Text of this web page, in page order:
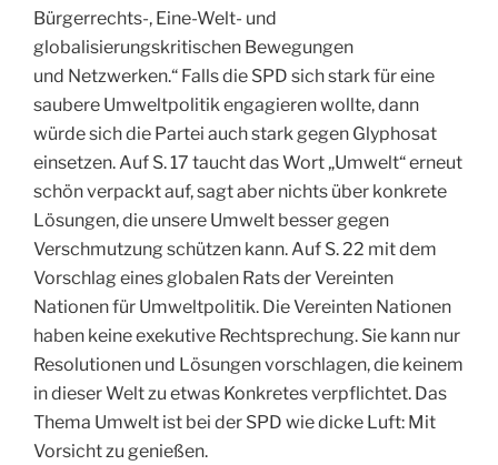
Bürgerrechts-, Eine-Welt- und
globalisierungskritischen Bewegungen
und Netzwerken.“ Falls die SPD sich stark für eine
saubere Umweltpolitik engagieren wollte, dann
würde sich die Partei auch stark gegen Glyphosat
einsetzen. Auf S. 17 taucht das Wort „Umwelt“ erneut
schön verpackt auf, sagt aber nichts über konkrete
Lösungen, die unsere Umwelt besser gegen
Verschmutzung schützen kann. Auf S. 22 mit dem
Vorschlag eines globalen Rats der Vereinten
Nationen für Umweltpolitik. Die Vereinten Nationen
haben keine exekutive Rechtsprechung. Sie kann nur
Resolutionen und Lösungen vorschlagen, die keinem
in dieser Welt zu etwas Konkretes verpflichtet. Das
Thema Umwelt ist bei der SPD wie dicke Luft: Mit
Vorsicht zu genießen.